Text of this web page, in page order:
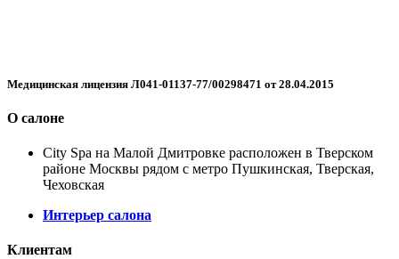
Медицинская лицензия Л041-01137-77/00298471 от 28.04.2015
О салоне
City Spa на Малой Дмитровке расположен в Тверском
районе Москвы рядом с метро Пушкинская, Тверская,
Чеховская
Интерьер салона
Клиентам